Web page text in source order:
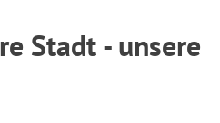
Stadt - unsere